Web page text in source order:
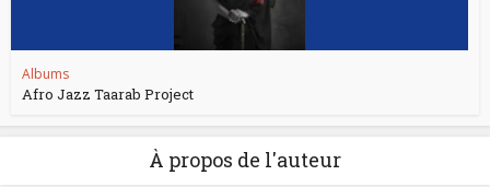
Albums
Afro Jazz Taarab Project
À propos de l'auteur